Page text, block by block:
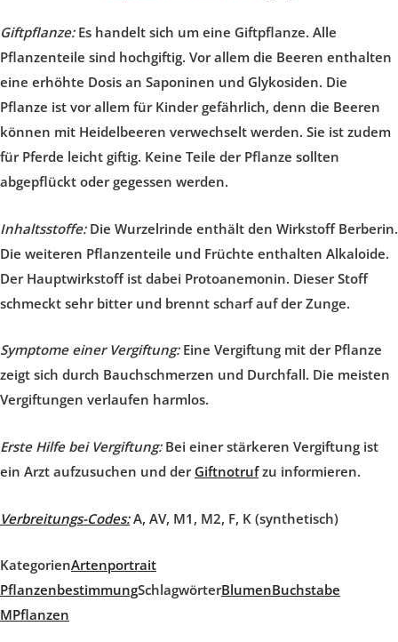
Giftpflanze: Es handelt sich um eine Giftpflanze. Alle
Pflanzenteile sind hochgiftig. Vor allem die Beeren enthalten
eine erhöhte Dosis an Saponinen und Glykosiden. Die
Pflanze ist vor allem für Kinder gefährlich, denn die Beeren
können mit Heidelbeeren verwechselt werden. Sie ist zudem
für Pferde leicht giftig. Keine Teile der Pflanze sollten
abgepflückt oder gegessen werden.
Inhaltsstoffe: Die Wurzelrinde enthält den Wirkstoff Berberin.
Die weiteren Pflanzenteile und Früchte enthalten Alkaloide.
Der Hauptwirkstoff ist dabei Protoanemonin. Dieser Stoff
schmeckt sehr bitter und brennt scharf auf der Zunge.
Symptome einer Vergiftung: Eine Vergiftung mit der Pflanze
zeigt sich durch Bauchschmerzen und Durchfall. Die meisten
Vergiftungen verlaufen harmlos.
Erste Hilfe bei Vergiftung:Bei einer stärkeren Vergiftung ist
ein Arzt aufzusuchen und der Giftnotrufzu informieren.
Verbreitungs-Codes:A, AV, M1, M2, F, K (synthetisch)
KategorienArtenportrait
PflanzenbestimmungSchlagwörterBlumenBuchstabe
MPflanzen